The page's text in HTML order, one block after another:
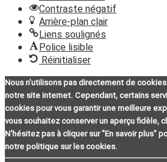
Contraste négatif
Arrière-plan clair
Liens soulignés
Police lisible
Réinitialiser
Nous n'utilisons pas directement de
notre site internet. Cependant, certains
cookies pour vous garantir une meilleure
vous souhaitez conserver un aperçu fidèle,
N'hésitez pas à cliquer sur "En savoir plus"
notre politique sur les cookies.